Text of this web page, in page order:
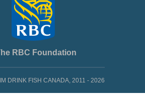
RBC Foundation
DRINK FISH CANADA, 2011 - 2026